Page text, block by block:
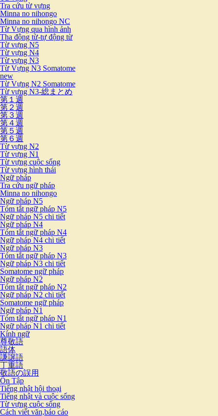
Tra cứu từ vựng
Minna no nihongo
Minna no nihongo NC
Từ Vựng qua hình ảnh
Tha động từ-tự động từ
Từ vựng N5
Từ vựng N4
Từ vựng N3
Từ Vựng N3 Somatome
new
Từ Vựng N2 Somatome
Từ vựng N3-総まとめ
第１週
第２週
第３週
第４週
第５週
第６週
Từ vựng N2
Từ vựng N1
Từ vựng cuộc sống
Từ vựng hình thái
Ngữ pháp
Tra cứu ngữ pháp
Minna no nihongo
Ngữ pháp N5
Tóm tắt ngữ pháp N5
Ngữ pháp N5 chi tiết
Ngữ pháp N4
Tóm tắt ngữ pháp N4
Ngữ pháp N4 chi tiết
Ngữ pháp N3
Tóm tắt ngữ pháp N3
Ngữ pháp N3 chi tiết
Somatome ngữ pháp
Ngữ pháp N2
Tóm tắt ngữ pháp N2
Ngữ pháp N2 chi tiết
Somatome ngữ pháp
Ngữ pháp N1
Tóm tắt ngữ pháp N1
Ngữ pháp N1 chi tiết
Kính ngữ
尊敬語
語体
謙譲語
丁重語
敬語の誤用
Ôn Tập
Tiếng nhật hội thoại
Tiếng nhật và cuộc sống
Từ vựng cuộc sống
Cách viết văn,báo cáo